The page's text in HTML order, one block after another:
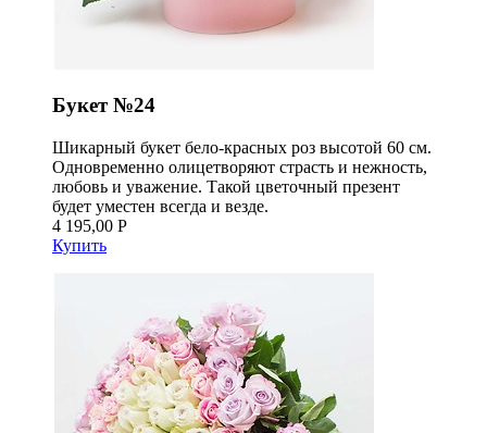
Букет №24
Шикарный букет бело-красных роз высотой 60 см.
Одновременно олицетворяют страсть и нежность,
любовь и уважение. Такой цветочный презент
будет уместен всегда и везде.
4 195,00 Р
Купить